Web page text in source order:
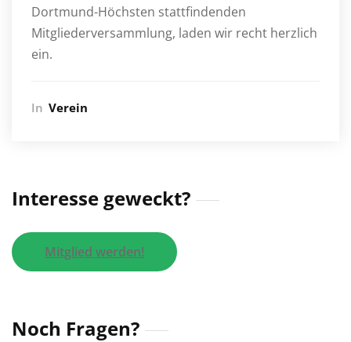
Dortmund-Höchsten stattfindenden
Mitgliederversammlung, laden wir recht herzlich
ein.
In Verein
Interesse geweckt?
Mitglied werden!
Noch Fragen?